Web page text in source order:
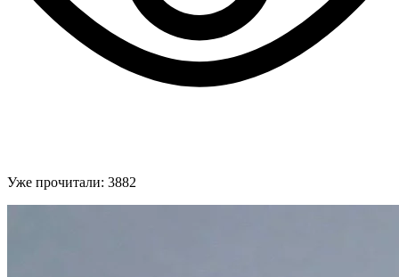
Уже прочитали: 3882